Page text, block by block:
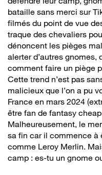
bataille sans merci sur
filmés du point de vue
traque des chevaliers
dénoncent les pièges
alerter d’autres gnomes,
comment faire un piège
Cette trend n’est pas
malicieux que l’on a pu
France en mars 2024
être fan de fantasy
Malheureusement, le
sa fin car il commence à
comme Leroy Merlin.
camp : es-tu un gnome